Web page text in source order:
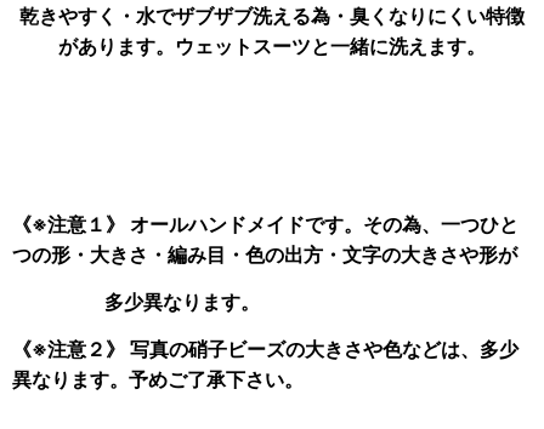
乾きやすく・水でザブザブ洗える為・臭くなりにくい特徴
があります。ウェットスーツと一緒に洗えます。
《※注意１》 オールハンドメイドです。その為、一つひと
つの形・大きさ・編み目・色の出方・文字の大きさや形が
多少異なります。
《※注意２》 写真の硝子ビーズの大きさや色などは、多少
異なります。予めご了承下さい。